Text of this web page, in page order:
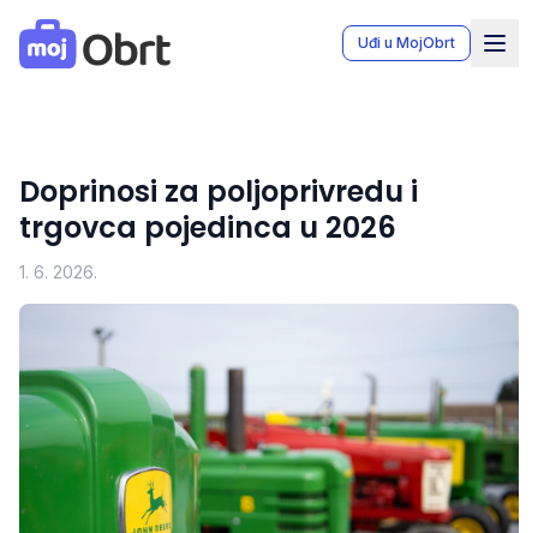
MojObrt - Moj Obrt aplikacija za vođenje knjiga obrta u
Uđi u MojObrt
Doprinosi za poljoprivredu i
trgovca pojedinca u 2026
1. 6. 2026.